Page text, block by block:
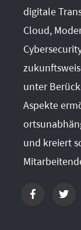
digitale
Cloud,
unter
Aspekte
und kreiert